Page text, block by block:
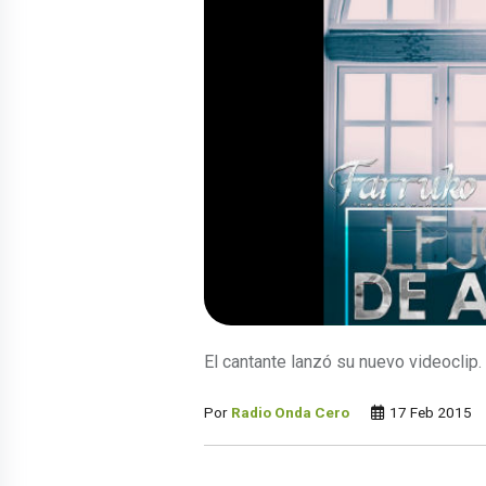
El cantante lanzó su nuevo videoclip.
Por Radio Onda Cero 17 Feb 2015